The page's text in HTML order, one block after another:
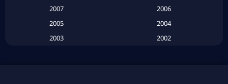
2007
2006
2005
2004
2003
2002